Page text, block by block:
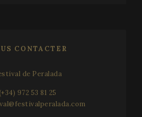
CONTACTER
de Peralada
(+34) 972 53 81 25